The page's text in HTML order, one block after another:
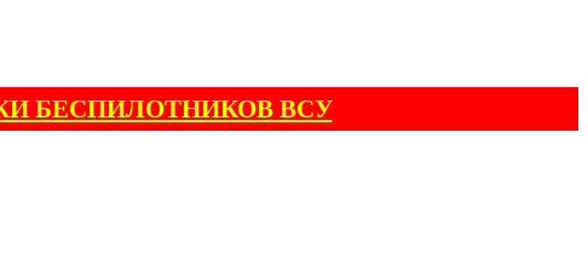
БЕСПИЛОТНИКОВ ВСУ